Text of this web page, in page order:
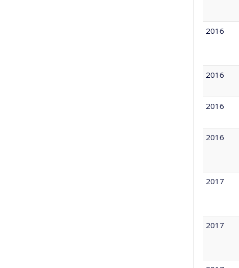
2016
2016
2016
2016
2017
2017